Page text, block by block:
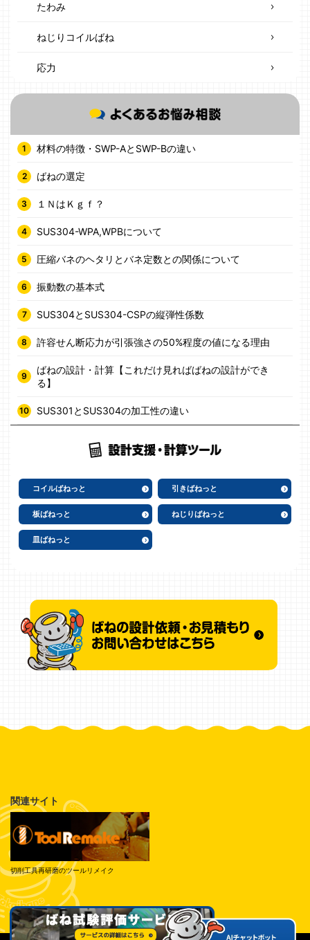
たわみ
ねじりコイルばね
応力
材料の特徴・SWP-AとSWP-Bの違い
ばねの選定
１ＮはＫｇｆ？
SUS304-WPA,WPBについて
圧縮バネのヘタリとバネ定数との関係について
振動数の基本式
SUS304とSUS304-CSPの縦弾性係数
許容せん断応力が引張強さの50%程度の値になる理由
ばねの設計・計算【これだけ見ればばねの設計ができ
る】
SUS301とSUS304の加工性の違い
コイルばねっと 引きばねっと
板ばねっと ねじりばねっと
皿ばねっと
関連サイト
切削工具再研磨のツールリメイク